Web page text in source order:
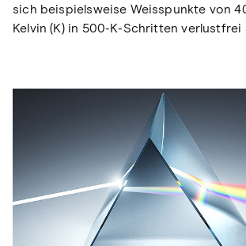
sich beispielsweise Weisspunkte von
Kelvin (K) in 500-K-Schritten verlustfrei